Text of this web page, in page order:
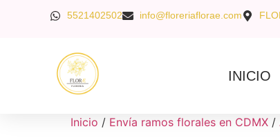
5521402502 info@floreriaflorae.com
INICIO
Inicio / Envía ramos florales en CDMX /